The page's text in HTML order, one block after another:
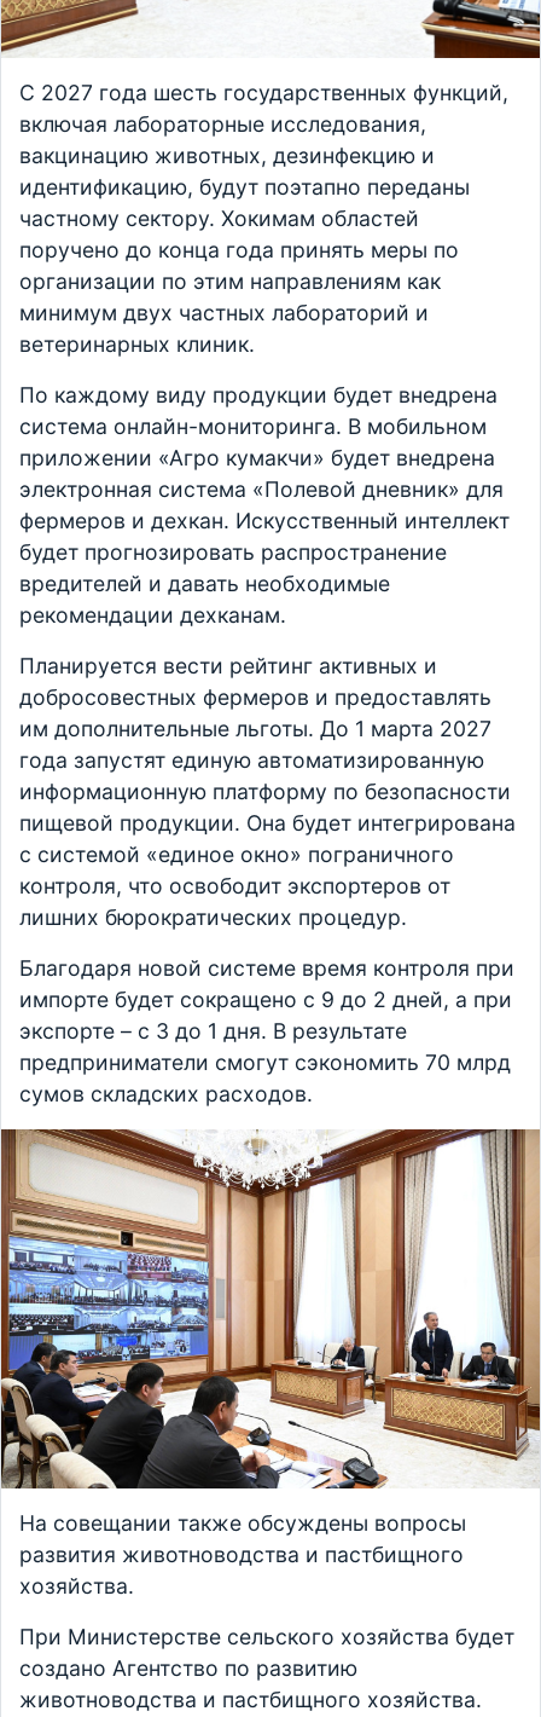
С 2027 года шесть государственных функций,
включая лабораторные исследования,
вакцинацию животных, дезинфекцию и
идентификацию, будут поэтапно переданы
частному сектору. Хокимам областей
поручено до конца года принять меры по
организации по этим направлениям как
минимум двух частных лабораторий и
ветеринарных клиник.
По каждому виду продукции будет внедрена
система онлайн-мониторинга. В мобильном
приложении «Агро кумакчи» будет внедрена
электронная система «Полевой дневник» для
фермеров и дехкан. Искусственный интеллект
будет прогнозировать распространение
вредителей и давать необходимые
рекомендации дехканам.
Планируется вести рейтинг активных и
добросовестных фермеров и предоставлять
им дополнительные льготы. До 1 марта 2027
года запустят единую автоматизированную
информационную платформу по безопасности
пищевой продукции. Она будет интегрирована
с системой «единое окно» пограничного
контроля, что освободит экспортеров от
лишних бюрократических процедур.
Благодаря новой системе время контроля при
импорте будет сокращено с 9 до 2 дней, а при
экспорте – с 3 до 1 дня. В результате
предприниматели смогут сэкономить 70 млрд
сумов складских расходов.
На совещании также обсуждены вопросы
развития животноводства и пастбищного
хозяйства.
При Министерстве сельского хозяйства будет
создано Агентство по развитию
животноводства и пастбищного хозяйства.